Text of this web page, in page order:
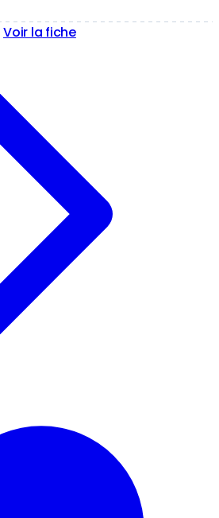
Voir la fiche